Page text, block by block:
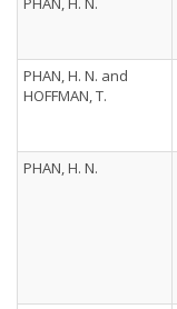
PHAN, H. N. and
HOFFMAN, T.
PHAN, H. N.